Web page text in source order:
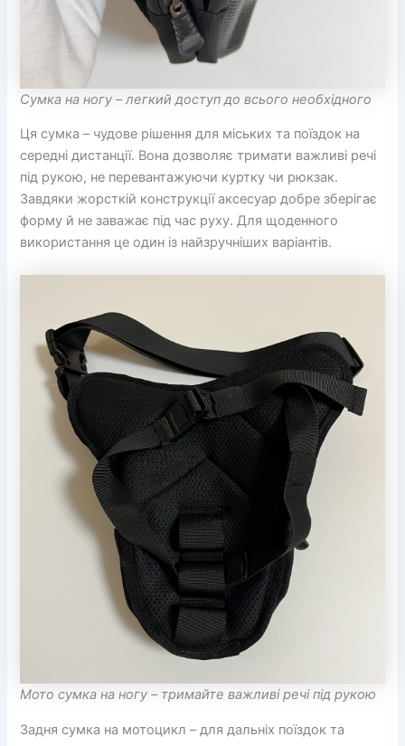
Сумка на ногу – легкий доступ до всього необхідного
Ця сумка – чудове рішення для міських та поїздок на
середні дистанції. Вона дозволяє тримати важливі речі
під рукою, не перевантажуючи куртку чи рюкзак.
Завдяки жорсткій конструкції аксесуар добре зберігає
форму й не заважає під час руху. Для щоденного
використання це один із найзручніших варіантів.
Мото сумка на ногу – тримайте важливі речі під рукою
Задня сумка на мотоцикл – для дальніх поїздок та